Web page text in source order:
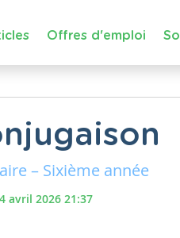
Offres d'emploi
– Sixième année
avril 2026 21:37